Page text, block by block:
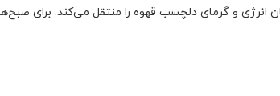
و گرمای دلچسب قهوه را منتقل می‌کند. برای